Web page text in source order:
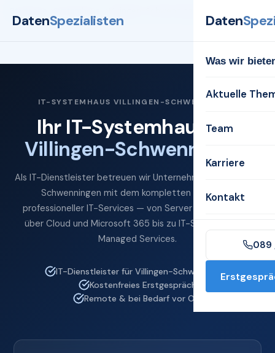
DatenSpezialisten Daten
Was wir
Aktuelle
Team
Karriere
Kontakt
089
IT-SYSTEMHAUS VILLINGEN-SCHWENNINGEN
Ihr IT-Systemhaus für
Villingen-Schwenningen
Als IT-Dienstleister betreuen wir Unternehmen in Villingen-
Schwenningen mit dem kompletten Spektrum
professioneller IT-Services — von Server und Netzwerk
über Cloud und Microsoft 365 bis zu IT-Sicherheit und
Managed Services.
IT-Dienstleister für Villingen-Schwenningen
Kostenfreies Erstgespräch
Remote & bei Bedarf vor Ort